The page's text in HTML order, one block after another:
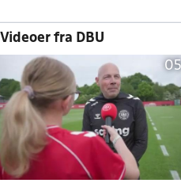
Videoer fra DBU